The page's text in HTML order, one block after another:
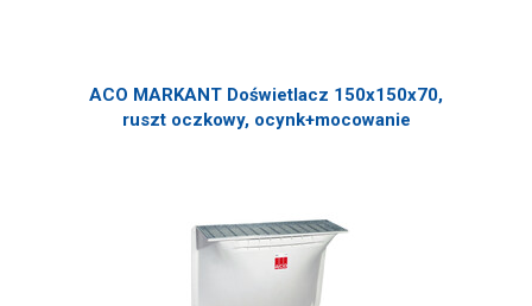
ACO MARKANT Doświetlacz 150x150x70,
ruszt oczkowy, ocynk+mocowanie